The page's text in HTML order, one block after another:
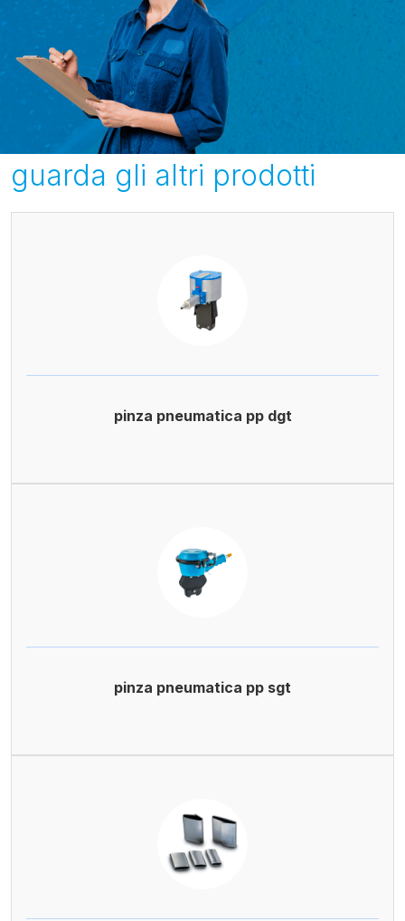
guarda gli altri prodotti
pinza pneumatica pp dgt
pinza pneumatica pp sgt